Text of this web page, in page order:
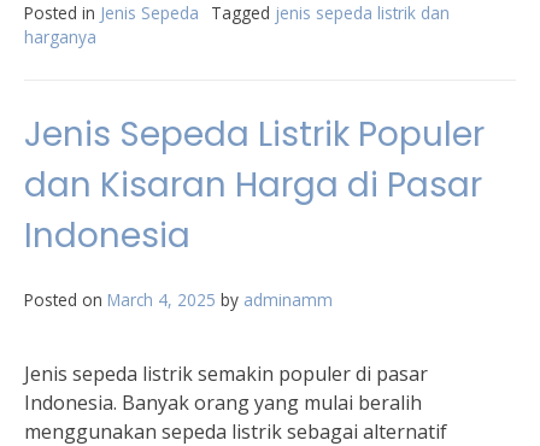
Posted in Jenis Sepeda Tagged jenis sepeda listrik dan
harganya
Jenis Sepeda Listrik Populer
dan Kisaran Harga di Pasar
Indonesia
Posted on March 4, 2025 by adminamm
Jenis sepeda listrik semakin populer di pasar
Indonesia. Banyak orang yang mulai beralih
menggunakan sepeda listrik sebagai alternatif